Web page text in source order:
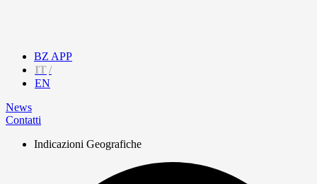
BZ APP
IT
EN
News
Contatti
Indicazioni Geografiche